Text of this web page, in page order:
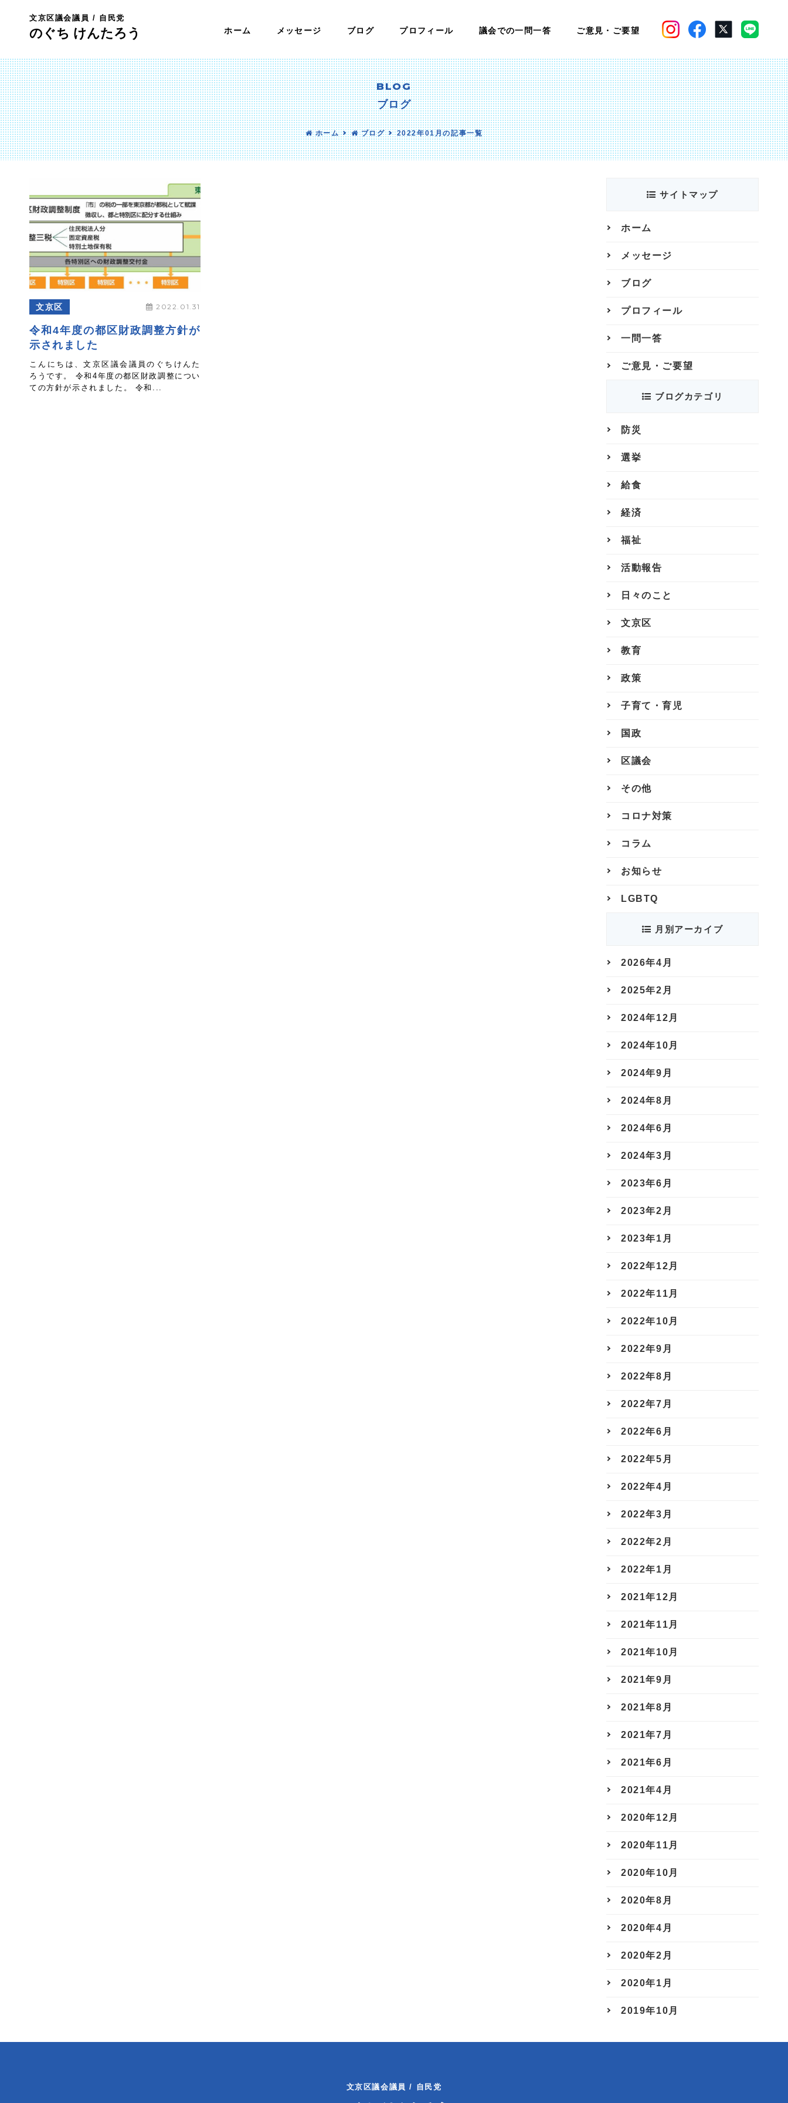
文京区議会議員 / 自民党
のぐち けんたろう ホーム メッセージ ブログ プロフィール 議会での一問一答 ご意見・ご要望
BLOG
ブログ
ホーム ブログ 2022年01月の記事一覧
文京区 2022.01.31
令和4年度の都区財政調整方針が
示されました
こんにちは、文京区議会議員のぐちけんた
ろうです。 令和4年度の都区財政調整につい
ての方針が示されました。 令和...
サイトマップ
ホーム
メッセージ
ブログ
プロフィール
一問一答
ご意見・ご要望
ブログカテゴリ
防災
選挙
給食
経済
福祉
活動報告
日々のこと
文京区
教育
政策
子育て・育児
国政
区議会
その他
コロナ対策
コラム
お知らせ
LGBTQ
月別アーカイブ
2026年4月
2025年2月
2024年12月
2024年10月
2024年9月
2024年8月
2024年6月
2024年3月
2023年6月
2023年2月
2023年1月
2022年12月
2022年11月
2022年10月
2022年9月
2022年8月
2022年7月
2022年6月
2022年5月
2022年4月
2022年3月
2022年2月
2022年1月
2021年12月
2021年11月
2021年10月
2021年9月
2021年8月
2021年7月
2021年6月
2021年4月
2020年12月
2020年11月
2020年10月
2020年8月
2020年4月
2020年2月
2020年1月
2019年10月
文京区議会議員 / 自民党